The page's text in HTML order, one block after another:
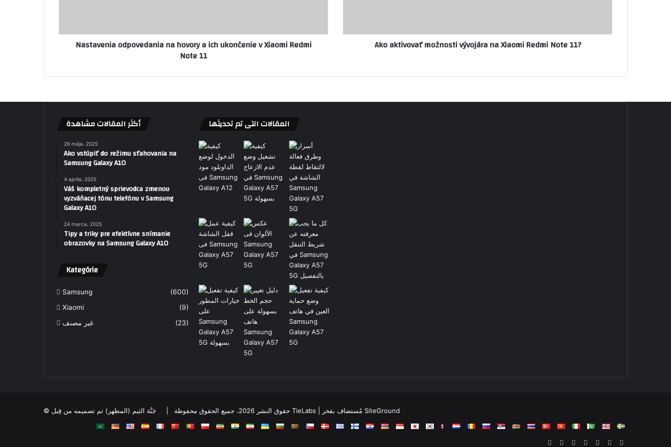
Nastavenia odpovedania na hovory a ich ukončenie v Xiaomi Redmi
Note 11
Ako aktivovať možnosti vývojára na Xiaomi Redmi Note 11?
أكثر المقالات مشاهدة
26 mája، 2025
Ako vstúpiť do režimu sťahovania na
Samsung Galaxy A10
4 apríla، 2025
Váš kompletný sprievodca zmenou
vyzváňacej tónu telefónu v Samsung
Galaxy A10
24 marca، 2025
Tipy a triky pre efektívne snímanie
obrazovky na Samsung Galaxy A10
Kategórie
Samsung
(600)
Xiaomi
(9)
غير مصنف
(23)
المقالات التى تم تحديثها
© حقوق النشر 2026، جميع الحقوق محفوظة | جَنَّة الثيم (المظهر) تم تصميمه من قِبل TieLabs SiteGround
Facebook
TwitterLinkedInYouTube
RedditTumblr